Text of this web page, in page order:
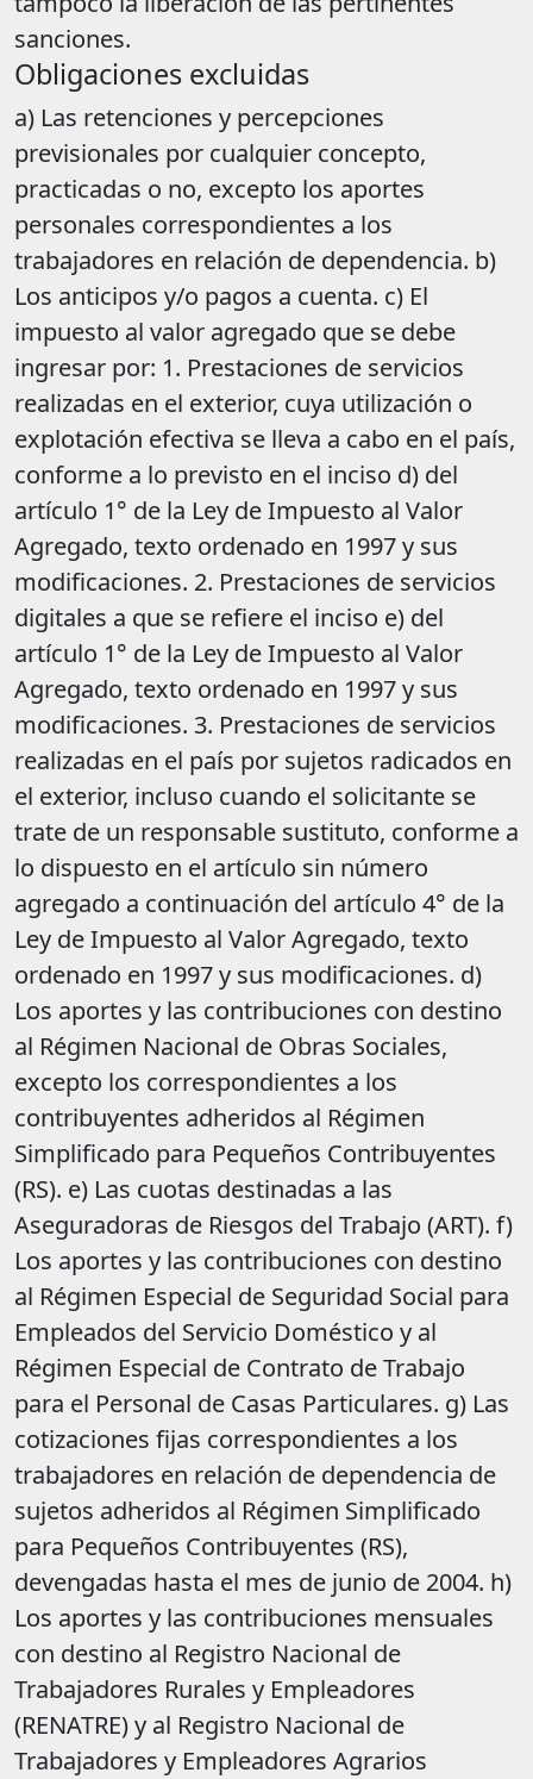
sanciones.
Obligaciones excluidas
a) Las retenciones y percepciones
previsionales por cualquier concepto,
practicadas o no, excepto los aportes
personales correspondientes a los
trabajadores en relación de dependencia. b)
Los anticipos y/o pagos a cuenta. c) El
impuesto al valor agregado que se debe
ingresar por: 1. Prestaciones de servicios
realizadas en el exterior, cuya utilización o
explotación efectiva se lleva a cabo en el país,
conforme a lo previsto en el inciso d) del
artículo 1° de la Ley de Impuesto al Valor
Agregado, texto ordenado en 1997 y sus
modificaciones. 2. Prestaciones de servicios
digitales a que se refiere el inciso e) del
artículo 1° de la Ley de Impuesto al Valor
Agregado, texto ordenado en 1997 y sus
modificaciones. 3. Prestaciones de servicios
realizadas en el país por sujetos radicados en
el exterior, incluso cuando el solicitante se
trate de un responsable sustituto, conforme a
lo dispuesto en el artículo sin número
agregado a continuación del artículo 4° de la
Ley de Impuesto al Valor Agregado, texto
ordenado en 1997 y sus modificaciones. d)
Los aportes y las contribuciones con destino
al Régimen Nacional de Obras Sociales,
excepto los correspondientes a los
contribuyentes adheridos al Régimen
Simplificado para Pequeños Contribuyentes
(RS). e) Las cuotas destinadas a las
Aseguradoras de Riesgos del Trabajo (ART). f)
Los aportes y las contribuciones con destino
al Régimen Especial de Seguridad Social para
Empleados del Servicio Doméstico y al
Régimen Especial de Contrato de Trabajo
para el Personal de Casas Particulares. g) Las
cotizaciones fijas correspondientes a los
trabajadores en relación de dependencia de
sujetos adheridos al Régimen Simplificado
para Pequeños Contribuyentes (RS),
devengadas hasta el mes de junio de 2004. h)
Los aportes y las contribuciones mensuales
con destino al Registro Nacional de
Trabajadores Rurales y Empleadores
(RENATRE) y al Registro Nacional de
Trabajadores y Empleadores Agrarios